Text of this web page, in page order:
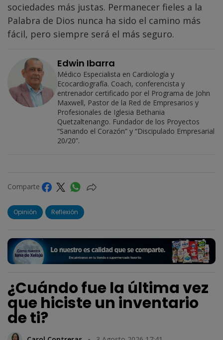
sociedades más justas. Permanecer fieles a la
Palabra de Dios nunca ha sido el camino más
fácil, pero siempre será el más seguro.
Edwin Ibarra
Médico Especialista en Cardiología y
Ecocardiografía. Coach, conferencista y
entrenador certificado por el Programa de John
Maxwell, Pastor de la Red de Empresarios y
Profesionales de Iglesia Bethania
Quetzaltenango. Fundador de los Proyectos
“Sanando el Corazón” y “Discipulado Empresarial
20/20”.
Comparte
Opinión Reflexión
¿Cuándo fue la última vez
que hiciste un inventario
de ti?